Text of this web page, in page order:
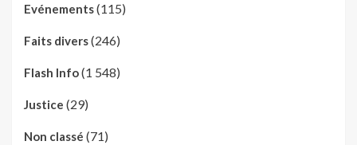
Evénements(115)
Faits divers(246)
Flash Info(1 548)
Justice (29)
Non classé (71)